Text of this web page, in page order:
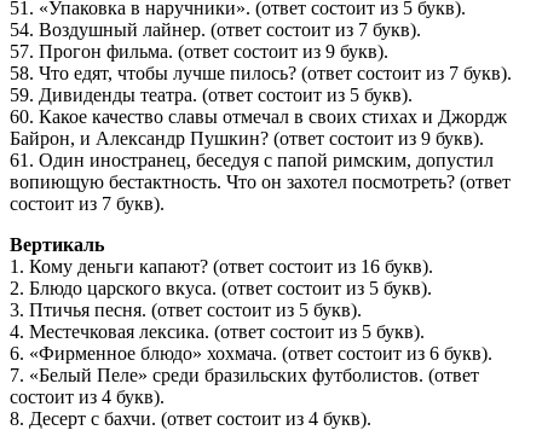
51. «Упаковка в наручники». (ответ состоит из 5 букв).
54. Воздушный лайнер. (ответ состоит из 7 букв).
57. Прогон фильма. (ответ состоит из 9 букв).
58. Что едят, чтобы лучше пилось? (ответ состоит из 7 букв).
59. Дивиденды театра. (ответ состоит из 5 букв).
60. Какое качество славы отмечал в своих стихах и Джордж
Байрон, и Александр Пушкин? (ответ состоит из 9 букв).
61. Один иностранец, беседуя с папой римским, допустил
вопиющую бестактность. Что он захотел посмотреть? (ответ
состоит из 7 букв).
Вертикаль
1. Кому деньги капают? (ответ состоит из 16 букв).
2. Блюдо царского вкуса. (ответ состоит из 5 букв).
3. Птичья песня. (ответ состоит из 5 букв).
4. Местечковая лексика. (ответ состоит из 5 букв).
6. «Фирменное блюдо» хохмача. (ответ состоит из 6 букв).
7. «Белый Пеле» среди бразильских футболистов. (ответ
состоит из 4 букв).
8. Десерт с бахчи. (ответ состоит из 4 букв).